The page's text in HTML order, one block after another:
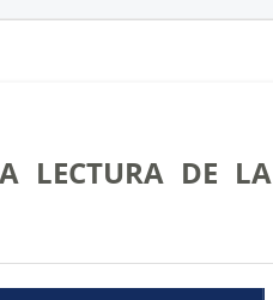
LECTURA DE LA